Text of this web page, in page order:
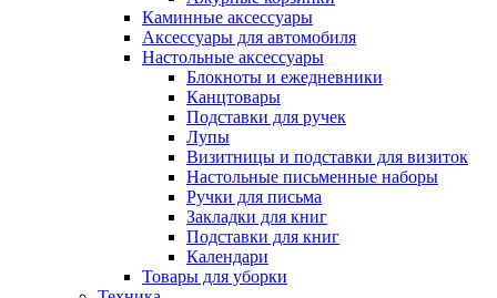
Каминные аксессуары
Аксессуары для автомобиля
Настольные аксессуары
Блокноты и ежедневники
Канцтовары
Подставки для ручек
Лупы
Визитницы и подставки для визиток
Настольные письменные наборы
Ручки для письма
Закладки для книг
Подставки для книг
Календари
Товары для уборки